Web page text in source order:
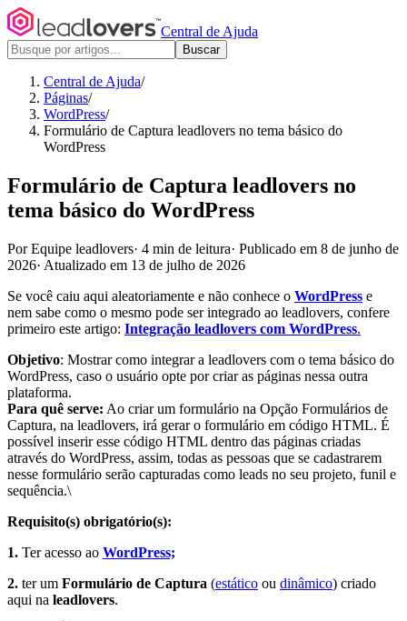
Central de Ajuda
Buscar
Central de Ajuda/
Páginas/
WordPress/
Formulário de Captura leadlovers no tema básico do
WordPress
Formulário de Captura leadlovers no
tema básico do WordPress
Por Equipe leadlovers· 4 min de leitura· Publicado em 8 de junho de
2026· Atualizado em 13 de julho de 2026
Se você caiu aqui aleatoriamente e não conhece o WordPress e
nem sabe como o mesmo pode ser integrado ao leadlovers, confere
primeiro este artigo: Integração leadlovers com WordPress.
Objetivo: Mostrar como integrar a leadlovers com o tema básico do
WordPress, caso o usuário opte por criar as páginas nessa outra
plataforma.
Para quê serve: Ao criar um formulário na Opção Formulários de
Captura, na leadlovers, irá gerar o formulário em código HTML. É
possível inserir esse código HTML dentro das páginas criadas
através do WordPress, assim, todas as pessoas que se cadastrarem
nesse formulário serão capturadas como leads no seu projeto, funil e
sequência.\
Requisito(s) obrigatório(s):
1. Ter acesso ao WordPress;
2. ter um Formulário de Captura (estático ou dinâmico) criado
aqui na leadlovers.